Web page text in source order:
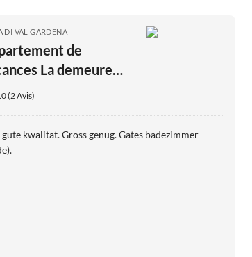
DI VAL GARDENA
de
La demeure
(2 Avis)
gute kwalitat. Gross genug. Gates badezimmer